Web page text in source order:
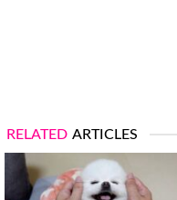
RELATED ARTICLES